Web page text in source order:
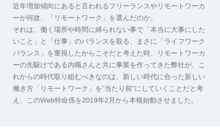
近年増加傾向にあると言われるフリーランスやリモートワーカ
ーが何故、「リモートワーク」を選んだのか。
それは、働く場所や時間に縛られない事で「本当に大事にした
いこと」と「仕事」のバランスを取る、まさに「ライフワーク
バランス」を重視したからこそだと考えた時、リモートワーカ
ーの先駆けである内職さんと共に事業を作ってきた弊社が、こ
れからの時代取り組むべきなのは、新しい時代に合った新しい
働き方「リモートワーク」を”当たり前”にしていくことだと考
え、このWeb特命係を2019年2月から本格始動させました。